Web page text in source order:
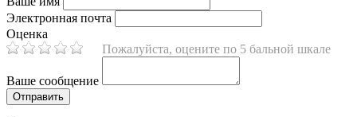
Электронная почта
Оценка
Пожалуйста, оцените по 5 бальной шкале
Ваше сообщение